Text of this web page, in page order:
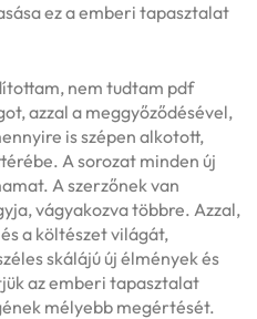
ez a emberi tapasztalat
nem tudtam pdf
azzal a meggyőződésével,
is szépen alkotott,
A sorozat minden új
A szerzőnek van
vágyakozva többre. Azzal,
a költészet világát,
skálájú új élmények és
az emberi tapasztalat
mélyebb megértését.